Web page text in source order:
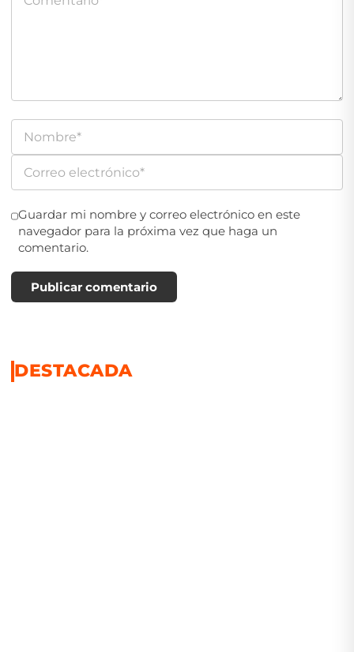
Guardar mi nombre y correo electrónico en este
navegador para la próxima vez que haga un
comentario.
Publicar comentario
DESTACADA